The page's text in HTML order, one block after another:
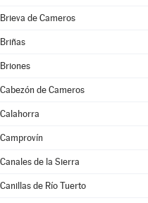
Brieva de Cameros
Briñas
Briones
Cabezón de Cameros
Calahorra
Camprovín
Canales de la Sierra
Canillas de Río Tuerto